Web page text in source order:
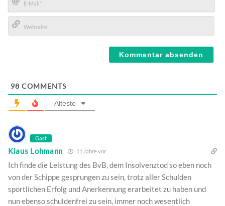
E-
Mail*
98 COMMENTS
Älteste
Gast
Klaus Lohmann 11 Jahre vor
Ich finde die Leistung des BvB, dem Insolvenztod so eben noch
von der Schippe gesprungen zu sein, trotz aller Schulden
sportlichen Erfolg und Anerkennung erarbeitet zu haben und
nun ebenso schuldenfrei zu sein, immer noch wesentlich